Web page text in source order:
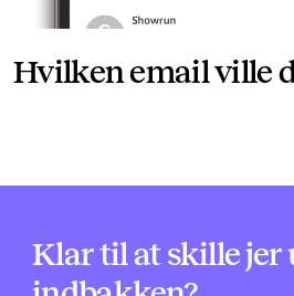
Hvilken email ville
Klar til at skille jer